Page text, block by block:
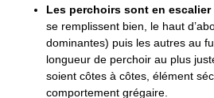
Les perchoirs sont en escalier
se remplissent bien, le haut
dominantes) puis les autres au
longueur de perchoir au plus
soient côtes à côtes, élément
comportement grégaire.